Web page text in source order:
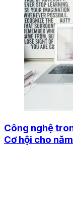
Công nghệ
Cơ hội cho